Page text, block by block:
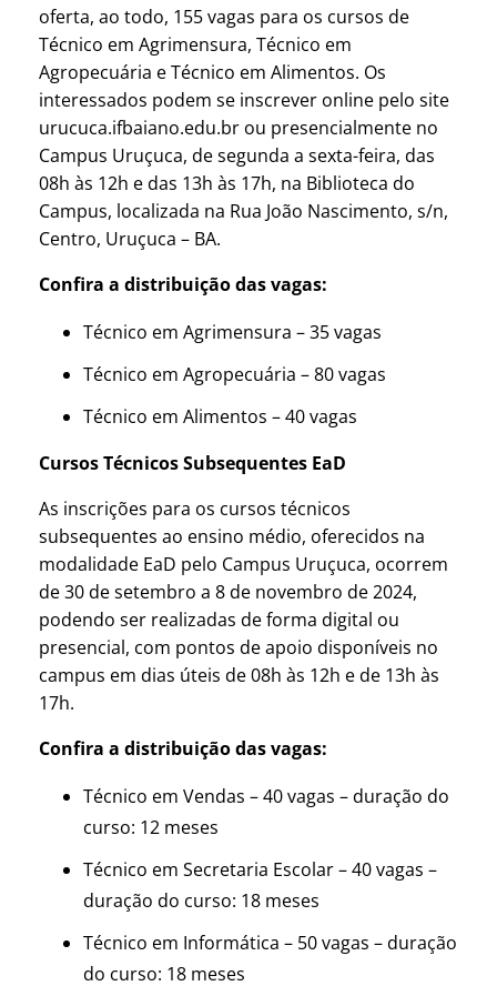
oferta, ao todo, 155 vagas para os cursos de
Técnico em Agrimensura, Técnico em
Agropecuária e Técnico em Alimentos. Os
interessados podem se inscrever online pelo site
urucuca.ifbaiano.edu.br ou presencialmente no
Campus Uruçuca, de segunda a sexta-feira, das
08h às 12h e das 13h às 17h, na Biblioteca do
Campus, localizada na Rua João Nascimento, s/n,
Centro, Uruçuca – BA.
Confira a distribuição das vagas:
Técnico em Agrimensura – 35 vagas
Técnico em Agropecuária – 80 vagas
Técnico em Alimentos – 40 vagas
Cursos Técnicos Subsequentes EaD
As inscrições para os cursos técnicos
subsequentes ao ensino médio, oferecidos na
modalidade EaD pelo Campus Uruçuca, ocorrem
de 30 de setembro a 8 de novembro de 2024,
podendo ser realizadas de forma digital ou
presencial, com pontos de apoio disponíveis no
campus em dias úteis de 08h às 12h e de 13h às
17h.
Confira a distribuição das vagas:
Técnico em Vendas – 40 vagas – duração do
curso: 12 meses
Técnico em Secretaria Escolar – 40 vagas –
duração do curso: 18 meses
Técnico em Informática – 50 vagas – duração
do curso: 18 meses